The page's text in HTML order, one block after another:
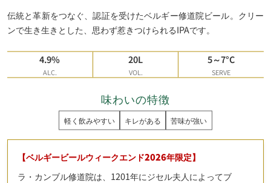
伝統と革新をつなぐ、認証を受けたベルギー修道院ビール。クリー
ンで生き生きとした、思わず惹きつけられるIPAです。
4.9%
ALC.
20L
VOL.
5～7°C
SERVE
味わいの特徴
軽く飲みやすい キレがある 苦味が強い
【ベルギービールウィークエンド2026年限定】
ラ・カンブル修道院は、1201年にジセル夫人によってブ